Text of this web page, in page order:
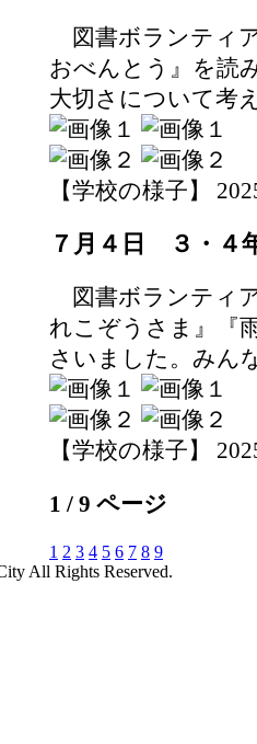
図書ボランティ
おべんとう』を読
大切さについて考
【学校の様子】
７月４日 ３・４
図書ボランティ
れこぞうさま』『
さいました。みん
【学校の様子】
1 / 9 ページ
1 2 3 4 5 6 7 8 9
All Rights Reserved.